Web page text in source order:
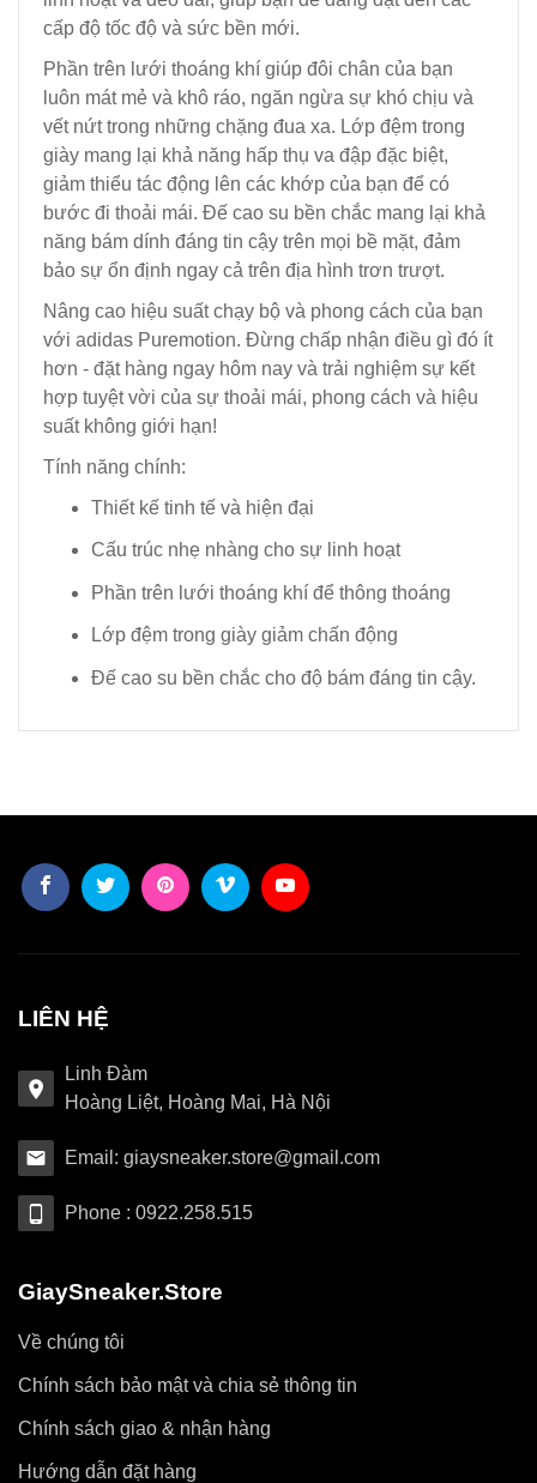
cấp độ tốc độ và sức bền mới.
Phần trên lưới thoáng khí giúp đôi chân của bạn
luôn mát mẻ và khô ráo, ngăn ngừa sự khó chịu và
vết nứt trong những chặng đua xa. Lớp đệm trong
giày mang lại khả năng hấp thụ va đập đặc biệt,
giảm thiểu tác động lên các khớp của bạn để có
bước đi thoải mái. Đế cao su bền chắc mang lại khả
năng bám dính đáng tin cậy trên mọi bề mặt, đảm
bảo sự ổn định ngay cả trên địa hình trơn trượt.
Nâng cao hiệu suất chạy bộ và phong cách của bạn
với adidas Puremotion. Đừng chấp nhận điều gì đó ít
hơn - đặt hàng ngay hôm nay và trải nghiệm sự kết
hợp tuyệt vời của sự thoải mái, phong cách và hiệu
suất không giới hạn!
Tính năng chính:
Thiết kế tinh tế và hiện đại
Cấu trúc nhẹ nhàng cho sự linh hoạt
Phần trên lưới thoáng khí để thông thoáng
Lớp đệm trong giày giảm chấn động
Đế cao su bền chắc cho độ bám đáng tin cậy.
LIÊN HỆ
Linh Đàm
Hoàng Liệt, Hoàng Mai, Hà Nội
Email: giaysneaker.store@gmail.com
Phone : 0922.258.515
GiaySneaker.Store
Về chúng tôi
Chính sách bảo mật và chia sẻ thông tin
Chính sách giao & nhận hàng
Hướng dẫn đặt hàng